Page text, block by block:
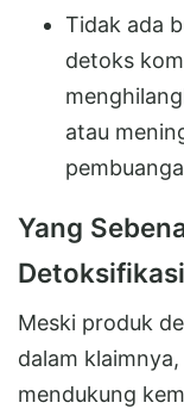
Tidak ada
detoks
atau
Yang
Meski produk
dalam
mendukung